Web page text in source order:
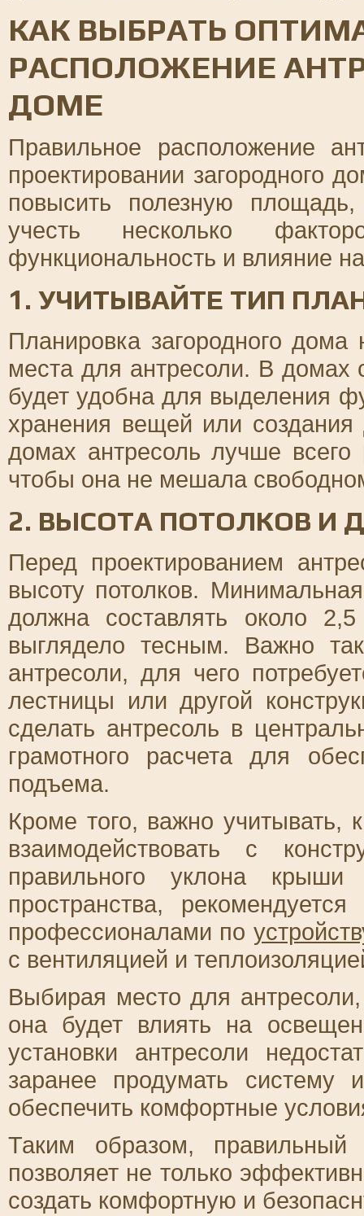
КАК ВЫБРАТЬ
РАСПОЛОЖЕНИЕ
ДОМЕ
Правильное расположение
проектировании загородного
повысить полезную
учесть несколько
функциональность и влияние
1. УЧИТЫВАЙТЕ ТИП
Планировка загородного
места для антресоли. В домах
будет удобна для выделения
хранения вещей или
домах антресоль лучше всего
чтобы она не мешала
2. ВЫСОТА ПОТОЛКОВ И
Перед проектированием
высоту потолков.
должна составлять около
выглядело тесным. Важно
антресоли, для чего
лестницы или другой
сделать антресоль в
грамотного расчета для
подъема.
Кроме того, важно учитывать,
взаимодействовать с
правильного уклона крыши
пространства,
профессионалами по
с вентиляцией и
Выбирая место для
она будет влиять на
установки антресоли
заранее продумать систему
обеспечить комфортные
Таким образом, правильный
позволяет не только
создать комфортную и